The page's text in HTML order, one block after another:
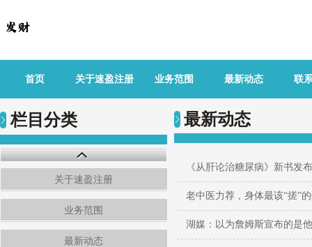
首页 关于速盈注册 业务范围 最新动态 联
栏目分类
关于速盈注册
业务范围
最新动态
最新动态
《从肝论治糖尿病》新书发
老中医力荐，身体最该“搓”
湖媒：以为詹姆斯宣布的是